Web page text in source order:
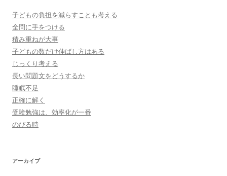
子どもの負担を減らすことも考える
全問に手をつける
積み重ねが大事
子どもの数だけ伸ばし方はある
じっくり考える
長い問題文をどうするか
睡眠不足
正確に解く
受験勉強は、効率化が一番
のびる時
アーカイブ